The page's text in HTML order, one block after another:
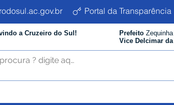
Portal da Transparência
a Cruzeiro do Sul! Prefeito
Vice Delcimar